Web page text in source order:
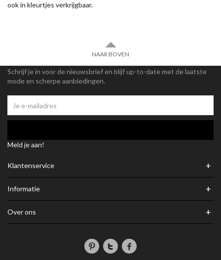
ook in kleurtjes verkrijgbaar.
NAAR BOVEN
Schrijf je in voor de nieuwsbrief en blijf up-to-date met de laatste
mode en scherpe aanbiedingen.
Meld je aan!
Klantenservice +
Informatie +
Over ons +